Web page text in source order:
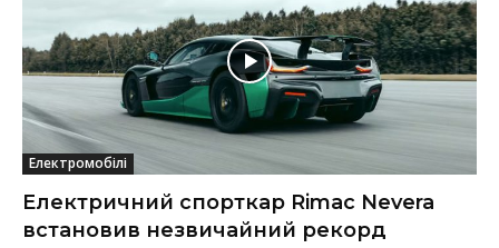
Електромобілі
Електричний спорткар Rimac Nevera
встановив незвичайний рекорд